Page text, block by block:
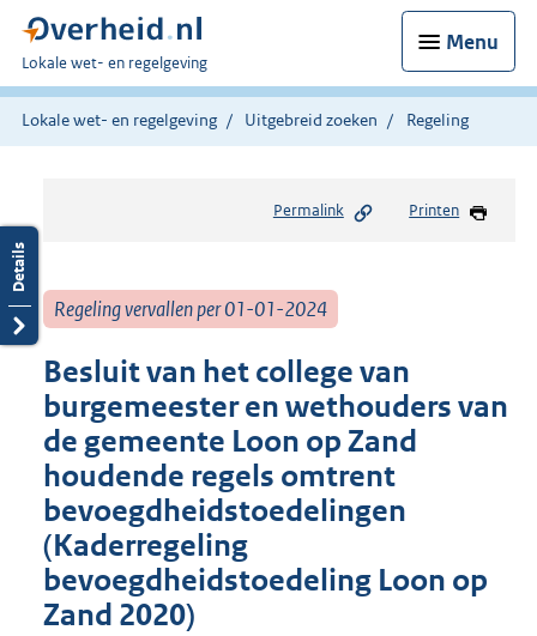
Menu
U
bent
hier:
Lokale wet- en regelgeving
Lokale wet- en regelgeving Uitgebreid zoeken Regeling
Permalink Printen
Regeling vervallen per 01-01-2024
Besluit van het college van
burgemeester en wethouders van
de gemeente Loon op Zand
houdende regels omtrent
bevoegdheidstoedelingen
(Kaderregeling
bevoegdheidstoedeling Loon op
Zand 2020)